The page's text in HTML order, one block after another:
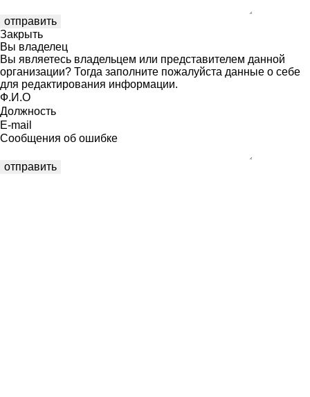
Закрыть
Вы владелец
Вы являетесь владельцем или представителем данной
организации? Тогда заполните пожалуйста данные о себе
для редактирования информации.
Ф.И.О
Должность
E-mail
Сообщения об ошибке